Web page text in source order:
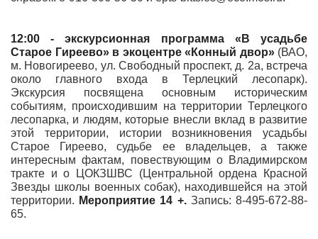
12:00 - экскурсионная программа «В усадьбе
Старое Гиреево» в экоцентре «Конный двор» (ВАО,
м. Новогиреево, ул. Свободный проспект, д. 2а, встреча
около главного входа в Терлецкий лесопарк).
Экскурсия посвящена основным историческим
событиям, происходившим на территории Терлецкого
лесопарка, и людям, которые внесли вклад в развитие
этой территории, истории возникновения усадьбы
Старое Гиреево, судьбе ее владельцев, а также
интересным фактам, повествующим о Владимирском
тракте и о ЦОКЗШВС (Центральной ордена Красной
Звезды школы военных собак), находившейся на этой
территории. Мероприятие 14 +.Запись: 8-495-672-88-
65.